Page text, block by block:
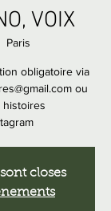
VOIX
Paris
obligatoire via
ou
histoires
closes